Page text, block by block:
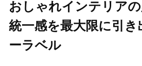
おしゃれインテリアの
統一感を最大限に引き
ーラベル